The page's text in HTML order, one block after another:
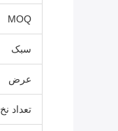
MOQ
سبک
عرض
تعداد نخ